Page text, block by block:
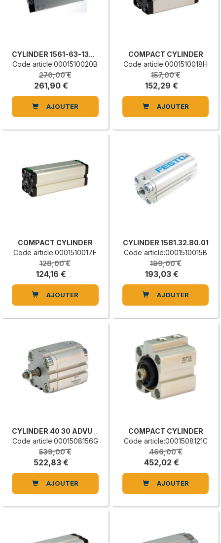
CYLINDER 1561-63-130-01
Code article:0001510020B
270,00 €
261,90 €
AJOUTER
COMPACT CYLINDER
Code article:0001510018H
157,00 €
152,29 €
AJOUTER
COMPACT CYLINDER
Code article:0001510017F
128,00 €
124,16 €
AJOUTER
CYLINDER 1581.32.80.01
Code article:0001510015B
199,00 €
193,03 €
AJOUTER
CYLINDER 40 30 ADVU-A-P-A
Code article:0001508156G
539,00 €
522,83 €
AJOUTER
COMPACT CYLINDER
Code article:0001508121C
466,00 €
452,02 €
AJOUTER